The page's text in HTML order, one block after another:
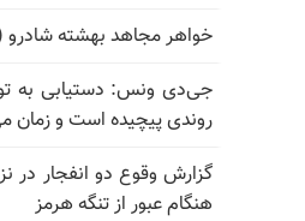
خواهر مجاهد بهشته شادرو
جی‌دی ونس: دستیابی به
روندی پیچیده است و زمان
گزارش وقوع دو انفجار در
هنگام عبور از تنگه هرمز